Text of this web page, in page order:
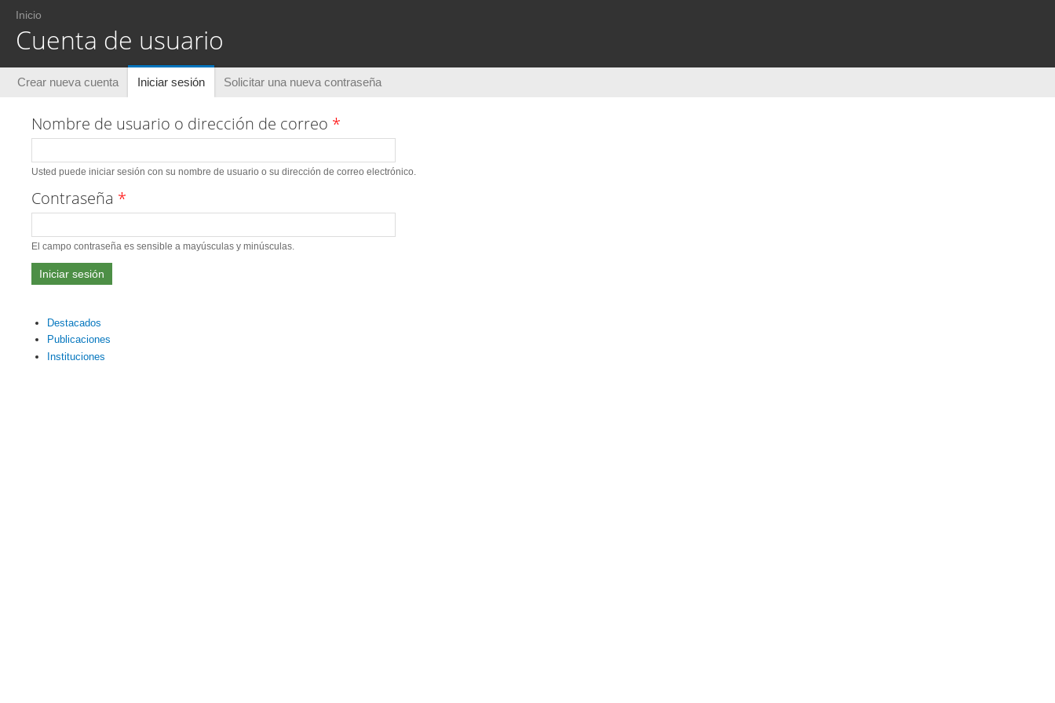
Usted está aquí
Inicio
Cuenta de usuario
Solapas principales
Crear nueva cuenta Iniciar sesión (solapa activa)
Solicitar una nueva contraseña
Nombre de usuario o dirección de correo *
Usted puede iniciar sesión con su nombre de usuario o su dirección de correo electrónico.
Contraseña *
El campo contraseña es sensible a mayúsculas y minúsculas.
Destacados
Publicaciones
Instituciones